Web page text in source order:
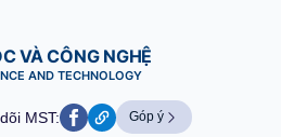
VÀ CÔNG NGHỆ
AND TECHNOLOGY
MST: Góp ý